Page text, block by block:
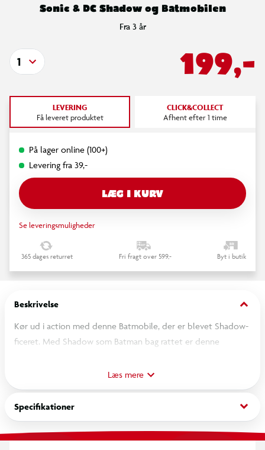
Sonic & DC Shadow og Batmobilen
Fra 3 år
199,-
1
LEVERING
Få leveret produktet
CLICK&COLLECT
Afhent efter 1 time
På lager online (100+)
Levering fra 39,-
LÆG I KURV
Se leveringsmuligheder
365 dages returret Fri fragt over 599,- Byt i butik
Beskrivelse keyboard_arrow_down
Kør ud i action med denne Batmobile, der er blevet Shadow-
ficeret. Med Shadow som Batman bag rattet er denne
tegneserien, udstyret med detaljer, der gør den helt unik for
denne særlige fortælling.
For det første har den et affyringsklart projektil foran og en
roterende turbine bagpå – den perfekte måde at gøre sig klar
Læs mere
Specifikationer keyboard_arrow_down